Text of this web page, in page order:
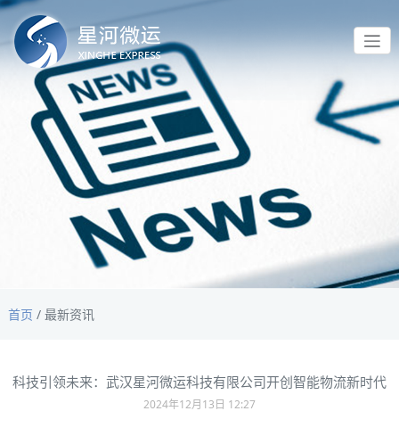
首页 / 最新资讯
科技引领未来：武汉星河微运科技有限公司开创智能物流新时代
2024年12月13日 12:27